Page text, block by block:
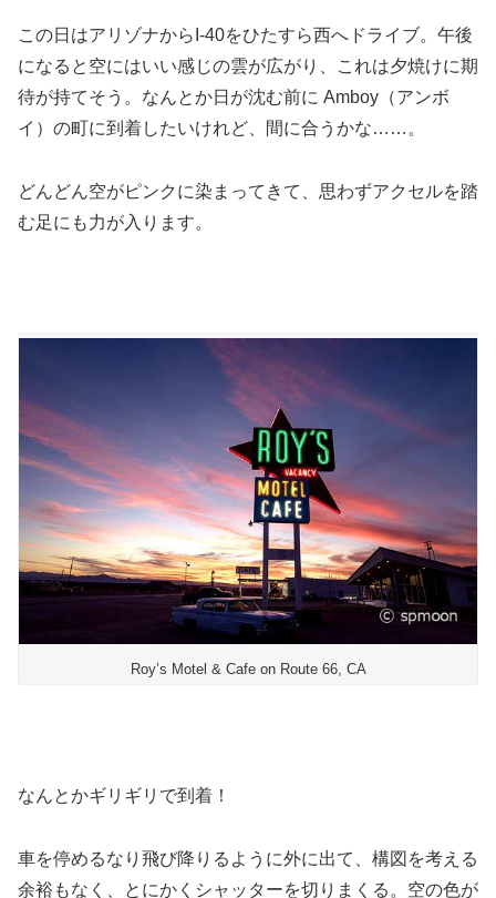
この日はアリゾナからI-40をひたすら西へドライブ。午後
になると空にはいい感じの雲が広がり、これは夕焼けに期
待が持てそう。なんとか日が沈む前に Amboy（アンボ
イ）の町に到着したいけれど、間に合うかな……。
どんどん空がピンクに染まってきて、思わずアクセルを踏
む足にも力が入ります。
Roy’s Motel & Cafe on Route 66, CA
なんとかギリギリで到着！
車を停めるなり飛び降りるように外に出て、構図を考える
余裕もなく、とにかくシャッターを切りまくる。空の色が